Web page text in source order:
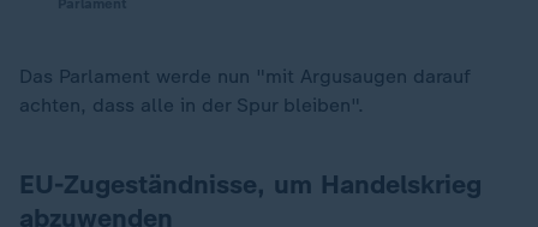
Das Parlament werde nun "mit Argusaugen darauf
achten, dass alle in der Spur bleiben".
EU-Zugeständnisse, um Handelskrieg
abzuwenden